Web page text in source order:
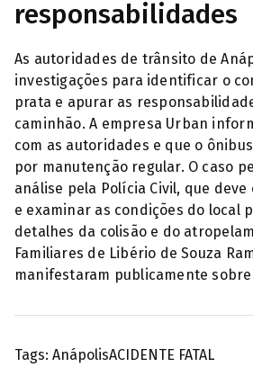
responsabilidades
As autoridades de trânsito de
investigações para identificar o
prata e apurar as
caminhão. A empresa Urban
com as autoridades e que o
por manutenção regular. O caso
análise pela Polícia Civil, que
e examinar as condições do local
detalhes da colisão e do
Familiares de Libério de Souza
manifestaram publicamente
Tags: AnápolisACIDENTE FATAL